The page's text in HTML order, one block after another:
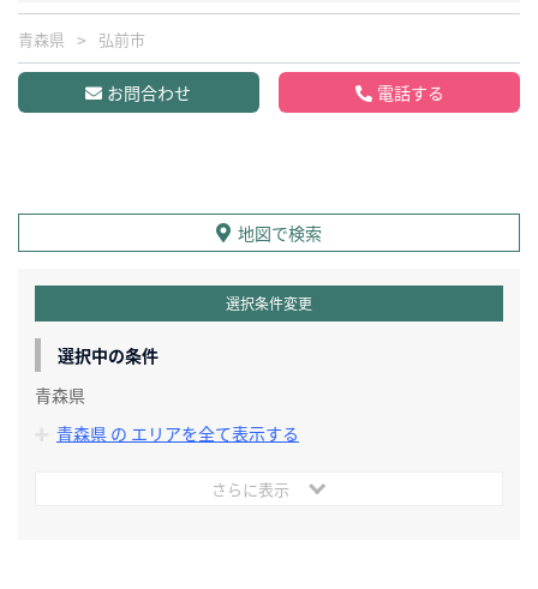
青森県 弘前市
お問合わせ 電話する
地図で検索
選択条件変更
選択中の条件
青森県
青森県 の エリアを全て表示する
さらに表示